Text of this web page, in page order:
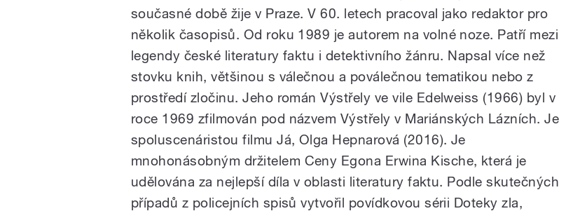
současné době žije v Praze. V 60. letech pracoval jako redaktor pro
několik časopisů. Od roku 1989 je autorem na volné noze. Patří mezi
legendy české literatury faktu i detektivního žánru. Napsal více než
stovku knih, většinou s válečnou a poválečnou tematikou nebo z
prostředí zločinu. Jeho román Výstřely ve vile Edelweiss (1966) byl v
roce 1969 zfilmován pod názvem Výstřely v Mariánských Lázních. Je
spoluscenáristou filmu Já, Olga Hepnarová (2016). Je
mnohonásobným držitelem Ceny Egona Erwina Kische, která je
udělována za nejlepší díla v oblasti literatury faktu. Podle skutečných
případů z policejních spisů vytvořil povídkovou sérii Doteky zla,